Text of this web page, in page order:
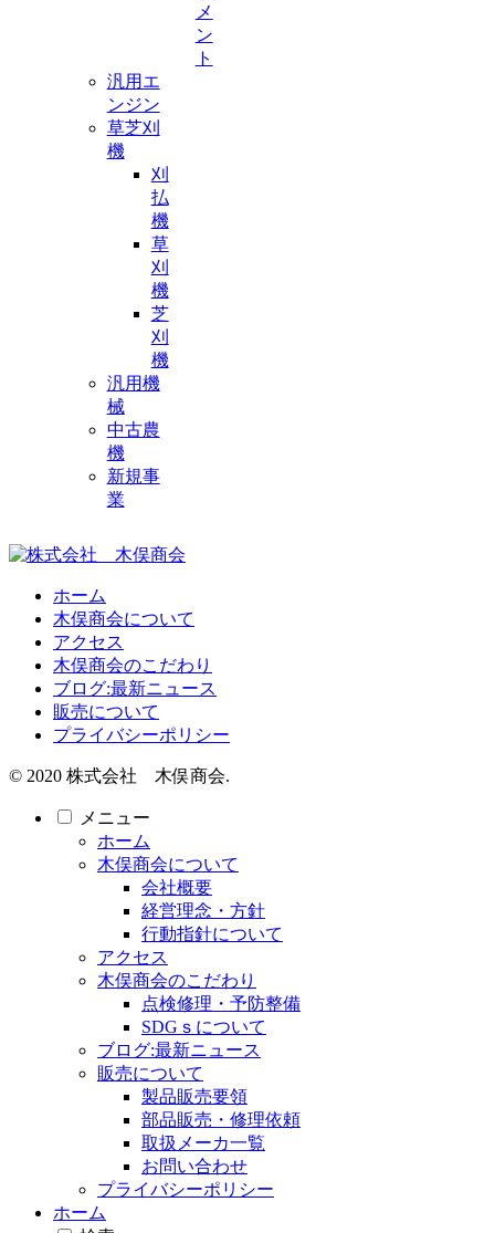
メ
ン
ト
汎用エ
ンジン
草芝刈
機
刈
払
機
草
刈
機
芝
刈
機
汎用機
械
中古農
機
新規事
業
ホーム
木俣商会について
アクセス
木俣商会のこだわり
ブログ:最新ニュース
販売について
プライバシーポリシー
© 2020 株式会社 木俣商会.
メニュー
ホーム
木俣商会について
会社概要
経営理念・方針
行動指針について
アクセス
木俣商会のこだわり
点検修理・予防整備
SDGｓについて
ブログ:最新ニュース
販売について
製品販売要領
部品販売・修理依頼
取扱メーカ一覧
お問い合わせ
プライバシーポリシー
ホーム